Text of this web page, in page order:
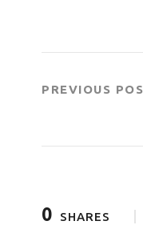
PREVIOUS
0 SHARES